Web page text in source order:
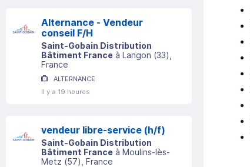
Alternance - Vendeur
conseil F/H
Saint-Gobain Distribution
Bâtiment France à Langon (33)
France
ALTERNANCE
Il y a 19 heures
vendeur libre-service (h/f)
Saint-Gobain Distribution
Bâtiment France à Moulins-lès-
Metz (57) , France